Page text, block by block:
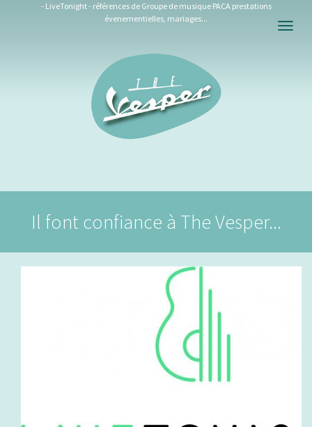
- LiveTonight - références de Groupe de musique PACA prestations
évenementielles, mariages...
Il font confiance à The Vesper...